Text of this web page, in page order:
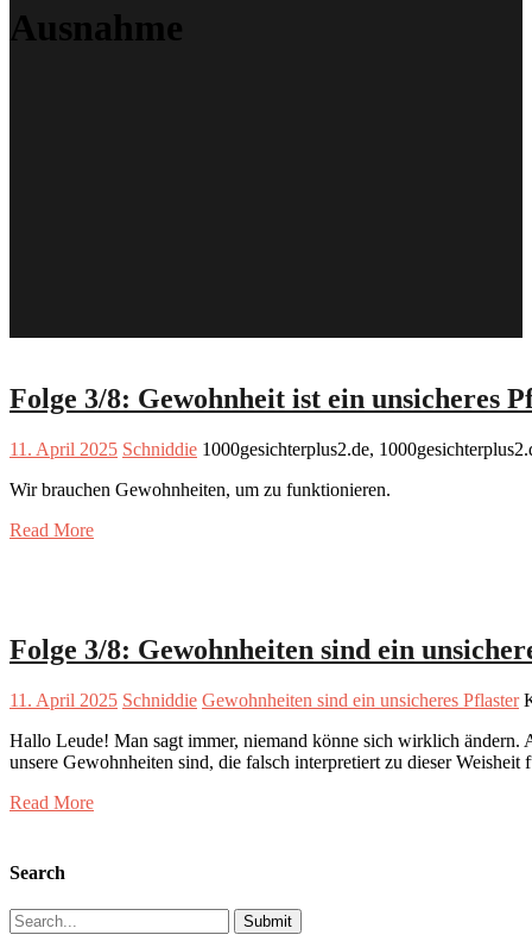
Ausnahme
Folge 3/8: Gewohnheit ist ein unsicheres
11. April 2025 Schniddie 1000gesichterplus2.de,
Wir brauchen Gewohnheiten, um zu funktionieren.
Read More
Folge 3/8: Gewohnheiten sind ein
11. April 2025 Schniddie Gewohnheiten sind ein unsicheres Pflaster
Hallo Leude! Man sagt immer, niemand könne sich wirklich ändern.
unsere Gewohnheiten sind, die falsch interpretiert zu dieser
Read More
Search
Search